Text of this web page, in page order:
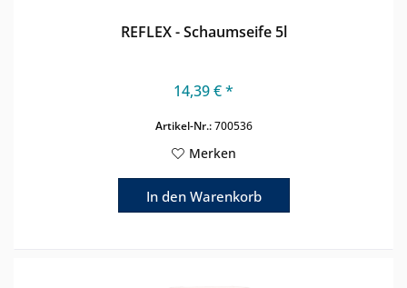
REFLEX - Schaumseife 5l
14,39 € *
Artikel-Nr.:700536
Merken
In den Warenkorb